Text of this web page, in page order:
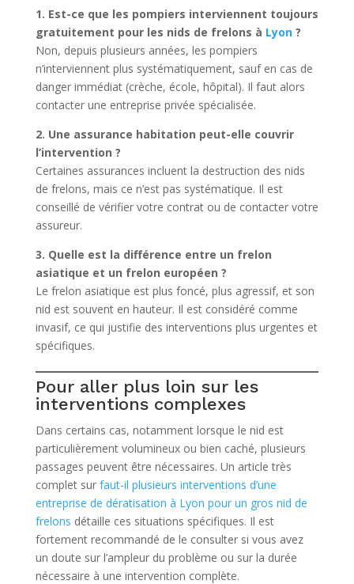
1. Est-ce que les pompiers interviennent toujours
gratuitement pour les nids de frelons à Lyon?
Non, depuis plusieurs années, les pompiers
n’interviennent plus systématiquement, sauf en cas de
danger immédiat (crèche, école, hôpital). Il faut alors
contacter une entreprise privée spécialisée.
2. Une assurance habitation peut-elle couvrir
l’intervention ?
Certaines assurances incluent la destruction des nids
de frelons, mais ce n’est pas systématique. Il est
conseillé de vérifier votre contrat ou de contacter votre
assureur.
3. Quelle est la différence entre un frelon
asiatique et un frelon européen ?
Le frelon asiatique est plus foncé, plus agressif, et son
nid est souvent en hauteur. Il est considéré comme
invasif, ce qui justifie des interventions plus urgentes et
spécifiques.
Pour aller plus loin sur les
interventions complexes
Dans certains cas, notamment lorsque le nid est
particulièrement volumineux ou bien caché, plusieurs
passages peuvent être nécessaires. Un article très
complet sur faut-il plusieurs interventions d’une
entreprise de dératisation à Lyon pour un gros nid de
frelons détaille ces situations spécifiques. Il est
fortement recommandé de le consulter si vous avez
un doute sur l’ampleur du problème ou sur la durée
nécessaire à une intervention complète.